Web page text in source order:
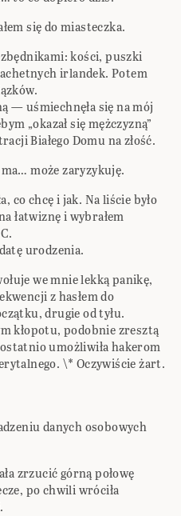
się do miasteczka.
kości, puszki
irlandek. Potem
— uśmiechnęła się na mój
„okazał się mężczyzną”
Białego Domu na złość.
może zaryzykuję.
co chcę i jak. Na liście było
łatwiznę i wybrałem
urodzenia.
we mnie lekką panikę,
z hasłem do
drugie od tyłu.
kłopotu, podobnie zresztą
umożliwiła hakerom
\* Oczywiście żart.
danych osobowych
zrzucić górną połowę
po chwili wróciła